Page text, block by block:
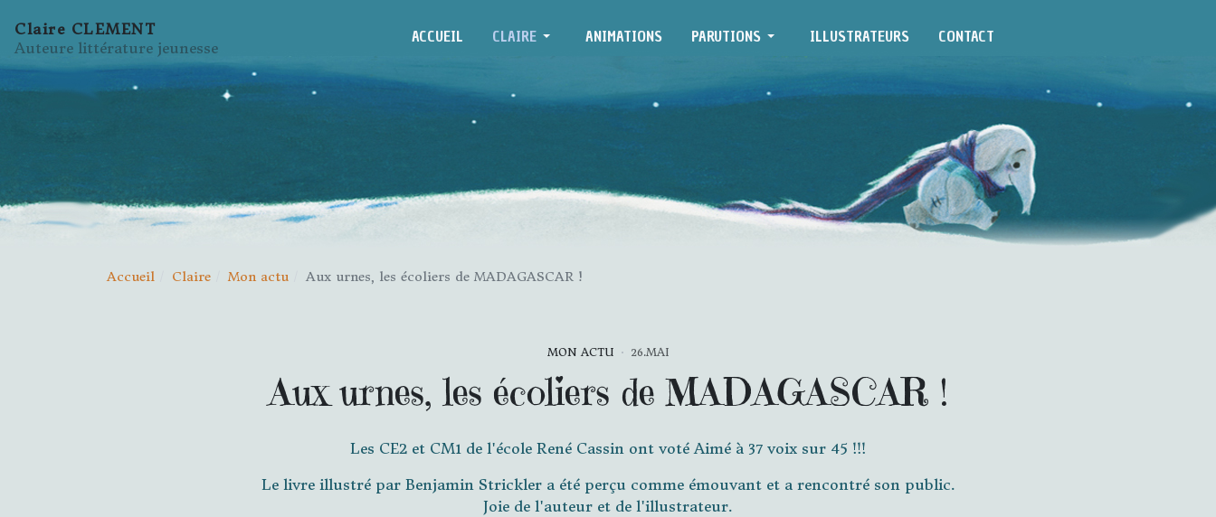
Claire CLEMENT
Auteure littérature jeunesse
ACCUEIL CLAIRE ANIMATIONS PARUTIONS ILLUSTRATEURS CONTACT
Accueil Claire Mon actu Aux urnes, les écoliers de MADAGASCAR !
MON ACTU 26.MAI
Aux urnes, les écoliers de MADAGASCAR !
Les CE2 et CM1 de l'école René Cassin ont voté Aimé à 37 voix sur 45 !!!
Le livre illustré par Benjamin Strickler a été perçu comme émouvant et a rencontré son public.
Joie de l'auteur et de l'illustrateur.